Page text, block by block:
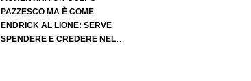
PAZZESCO MA È COME
ENDRICK AL LIONE: SERVE
SPENDERE E CREDERE NELLO